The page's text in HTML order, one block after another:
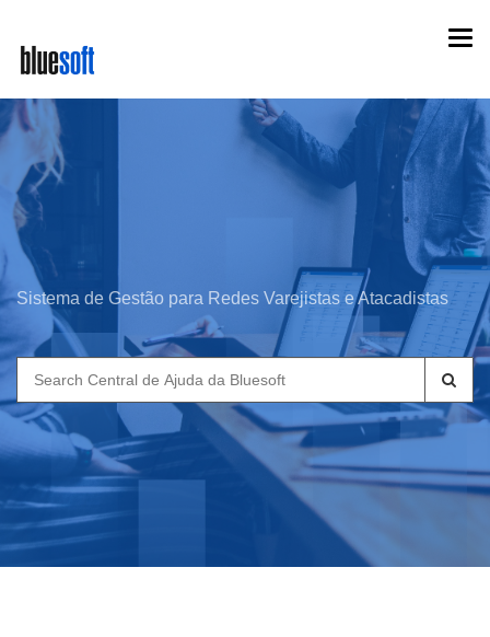
main
content
Sistema de Gestão para Redes Varejistas e Atacadistas
Search
for: